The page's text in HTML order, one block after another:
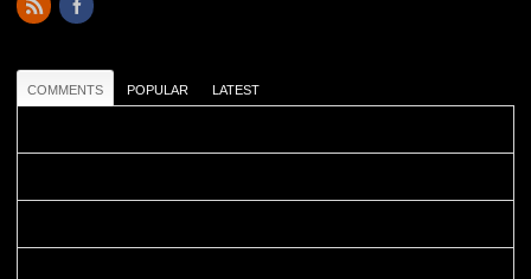
COMMENTS POPULAR LATEST